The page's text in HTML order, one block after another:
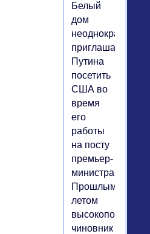
Белый
дом
неоднократно
приглашал
Путина
посетить
США во
время
его
работы
на посту
премьер-
министра.
Прошлым
летом
чиновник